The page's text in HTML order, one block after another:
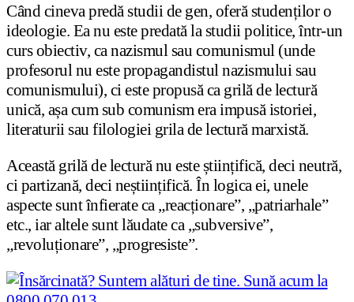
Când cineva predă studii de gen, oferă studenților o
ideologie. Ea nu este predată la studii politice, într-un
curs obiectiv, ca nazismul sau comunismul (unde
profesorul nu este propagandistul nazismului sau
comunismului), ci este propusă ca grilă de lectură
unică, așa cum sub comunism era impusă istoriei,
literaturii sau filologiei grila de lectură marxistă.
Această grilă de lectură nu este științifică, deci neutră,
ci partizană, deci neștiințifică. În logica ei, unele
aspecte sunt înfierate ca „reacționare”, „patriarhale”
etc., iar altele sunt lăudate ca „subversive”,
„revoluționare”, „progresiste”.